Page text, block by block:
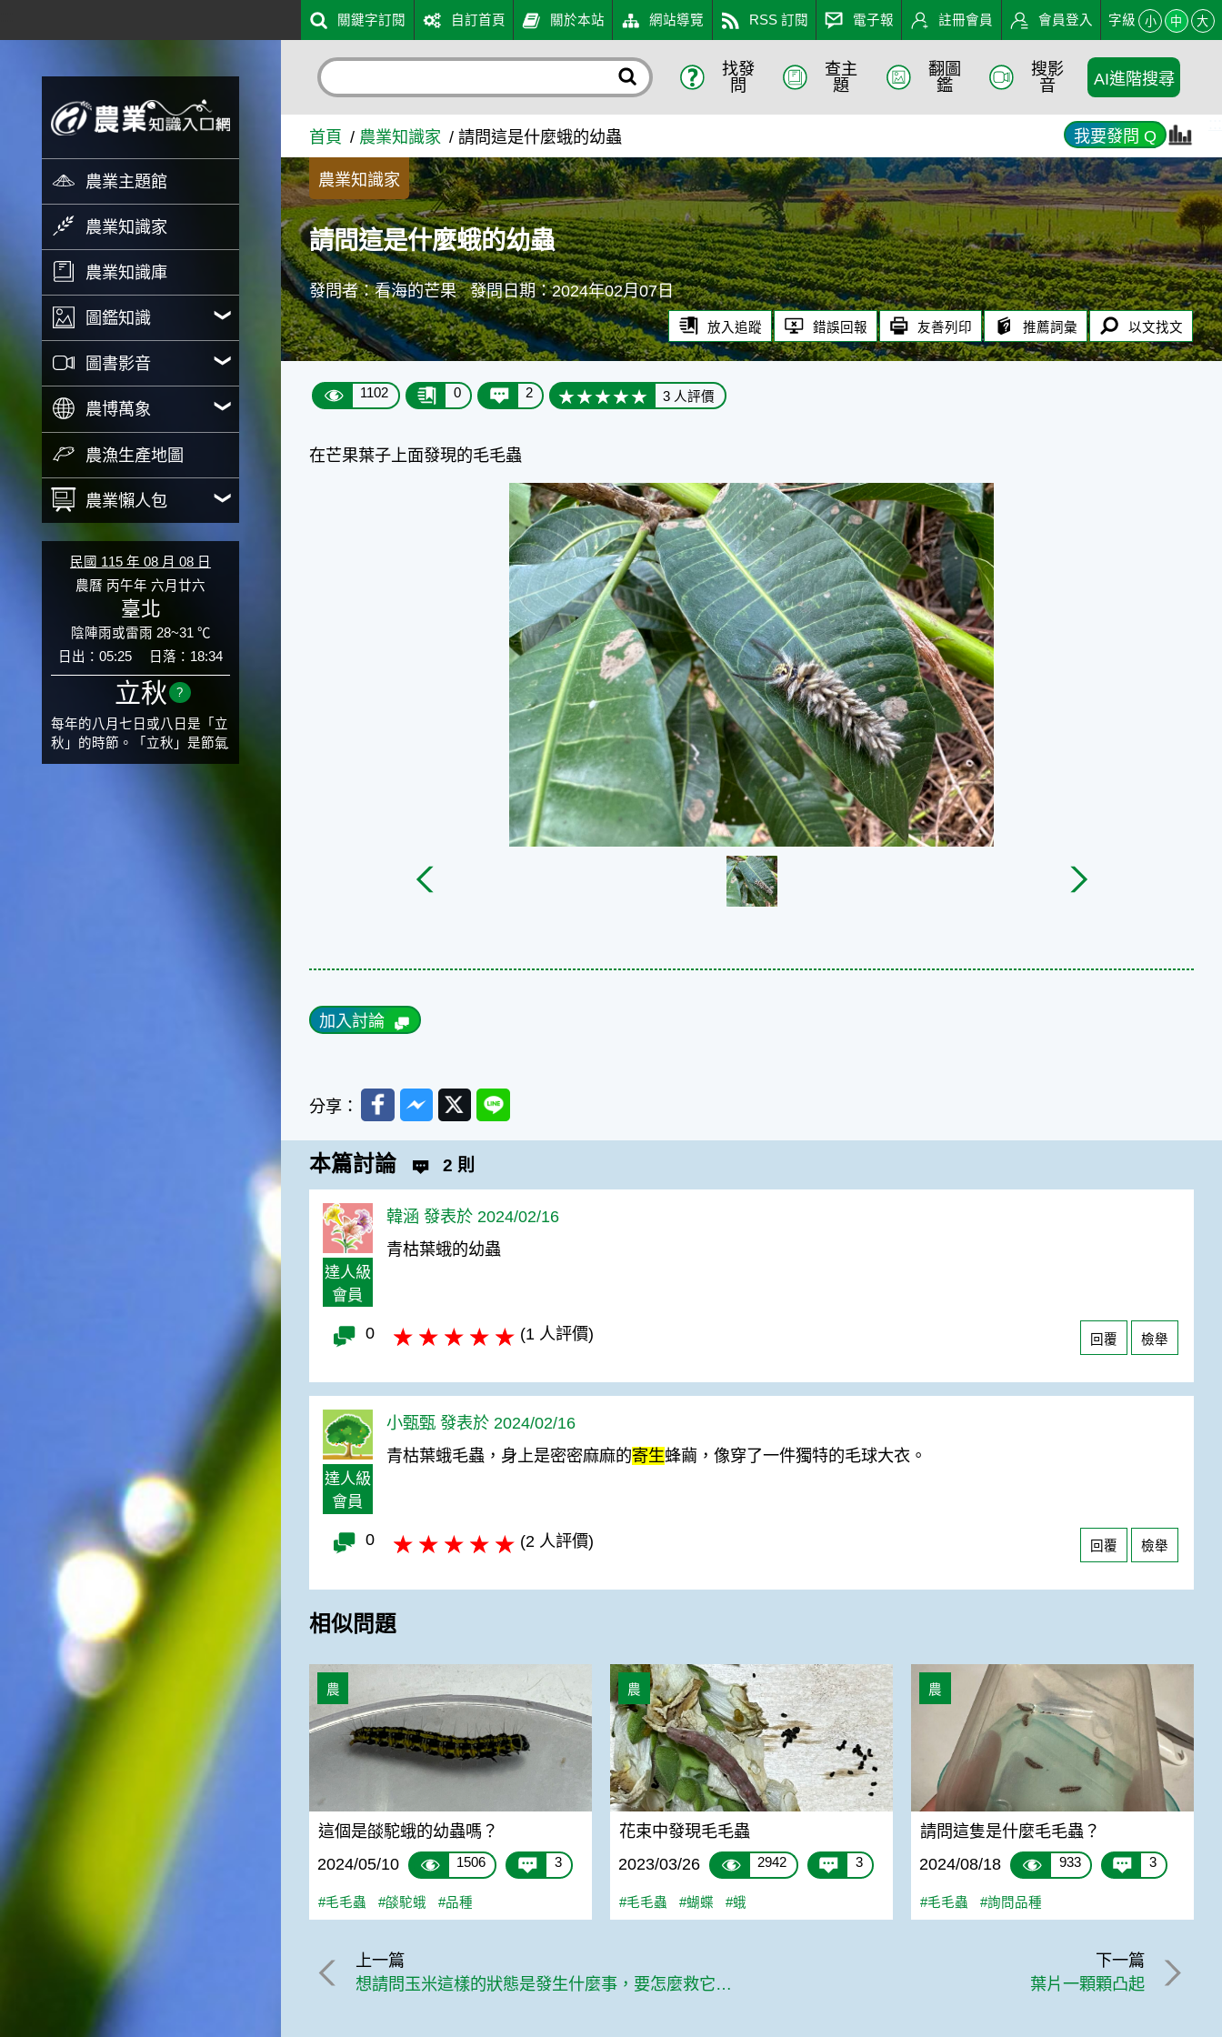
請問這是什麼蛾的幼蟲 - 農業知識入口網
農業主題館
農業知識家
農業知識庫
圖鑑知識
圖書影音
農博萬象
農漁生產地圖
農業懶人包
民國 115 年 08 月 08 日
農曆 丙午年 六月廿六
臺北
陰陣雨或雷雨 28~31 ℃
日出：05:25
日落：18:34
立秋 ?
每年的八月七日或八日是「立
秋」的時節。「立秋」是節氣
邁入秋涼的先聲，表示酷熱難
氣」的水果喔！◎節氣生活在
這個節氣裡，最重要的節日就
是八月八日的父親節了。或許
因為父親節不一定逢到星期日
的關係，父親節在感覺上似乎
沒有母親節來得熱絡。不過，
父親為家庭付出的辛苦與努力
可不亞於母親喔！小朋友應該
趁著一年一度的父親節，對爸
爸表達出心中的敬重與關愛，
相信平日辛勞的爸爸知道你的
心意後，一定會非常高興的。
◎節氣俗諺1.「雷打秋，年冬
高地半收，低地水漂流」這句
俗諺的意思是：立秋這一天如
有不好的影響。所以對農夫而
言，立秋日是十分忌諱打雷的
月秋，秋後油」這句俗諺的意
如果立秋這一天是在農曆六
月，則漁民的作業期會比較早
的捕魚季節就會比較長，而漁
關鍵字訂閱 自訂首頁 關於本站 網站導覽 RSS 訂閱 電子報 註冊會員 會員登入 字級 小 中 大
找發
問
查主
題
翻圖
鑑
搜影
音
AI進階搜尋
首頁 農業知識家 請問這是什麼蛾的幼蟲 我要發問 Q
農業知識家
請問這是什麼蛾的幼蟲
發問者：看海的芒果 發問日期：2024年02月07日
放入追蹤 錯誤回報 友善列印 推薦詞彙 以文找文
1102 0 2 3 人評價
在芒果葉子上面發現的毛毛蟲
加入討論
分享：
FacebookMessenger
TwitterLine
本篇討論 2 則
達人級
會員
韓涵 發表於 2024/02/16
青枯葉蛾的幼蟲
0 (1 人評價) 回覆 檢舉
達人級
會員
小甄甄 發表於 2024/02/16
青枯葉蛾毛蟲，身上是密密麻麻的寄生蜂繭，像穿了一件獨特的毛球大衣。
0 (2 人評價) 回覆 檢舉
相似問題
這個是燄駝蛾的幼蟲嗎？
農
這個是燄駝蛾的幼蟲嗎？
2024/05/10
1506 3
#毛毛蟲 #燄駝蛾 #品種
花束中發現毛毛蟲
農
花束中發現毛毛蟲
2023/03/26
2942 3
#毛毛蟲 #蝴蝶 #蛾
請問這隻是什麼毛毛蟲？
農
請問這隻是什麼毛毛蟲？
2024/08/18
933 3
#毛毛蟲 #詢問品種
上一篇
想請問玉米這樣的狀態是發生什麼事，要怎麼救它？麻煩了
下一篇
葉片一顆顆凸起